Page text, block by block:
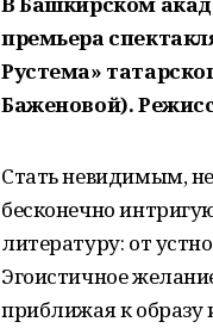
премьера
Рустема»
Баженовой).
Стать невидимым,
бесконечно
литературу: от
Эгоистичное
приближая к образу